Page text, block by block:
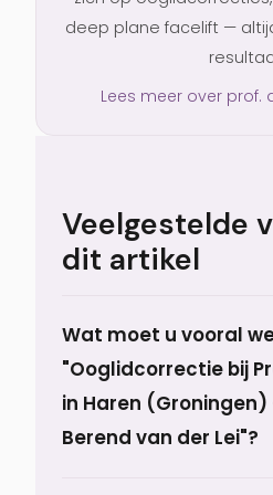
deep plane facelift —
Lees meer over prof.
Veelgestelde
dit artikel
Wat moet u vooral
"Ooglidcorrectie bij
in Haren (Groningen)
Berend van der Lei"?